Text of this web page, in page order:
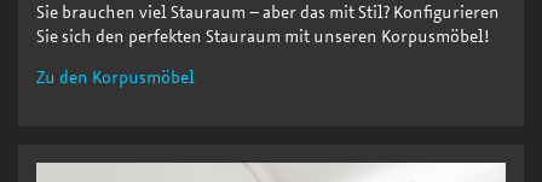
Sie brauchen viel Stauraum – aber das mit Stil? Konfigurieren
Sie sich den perfekten Stauraum mit unseren Korpusmöbel!
Zu den Korpusmöbel